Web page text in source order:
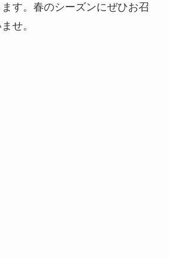
す。春のシーズンにぜひお召
せ。